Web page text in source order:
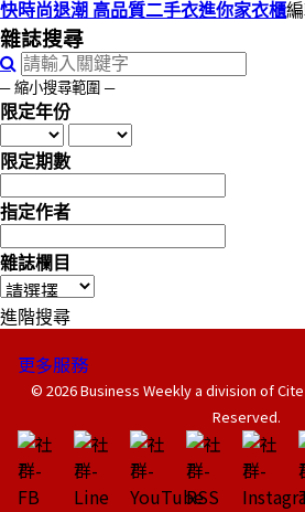
快時尚退潮 高品質二手衣進你家衣櫃
雜誌搜尋
─ 縮小搜尋範圍 ─
限定年份
限定期數
指定作者
雜誌欄目
進階搜尋
更多服務
© 2026 Business Weekly a division of
Reserved.